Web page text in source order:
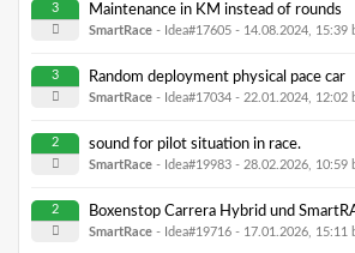
3 Maintenance in KM instead of rounds
SmartRace - Idea#17605 - 14.08.2024, 15:39
3 Random deployment physical pace car
SmartRace - Idea#17034 - 22.01.2024, 12:02
2 sound for pilot situation in race.
SmartRace - Idea#19983 - 28.02.2026, 10:59
2 Boxenstop Carrera Hybrid und
SmartRace - Idea#19716 - 17.01.2026, 15:11